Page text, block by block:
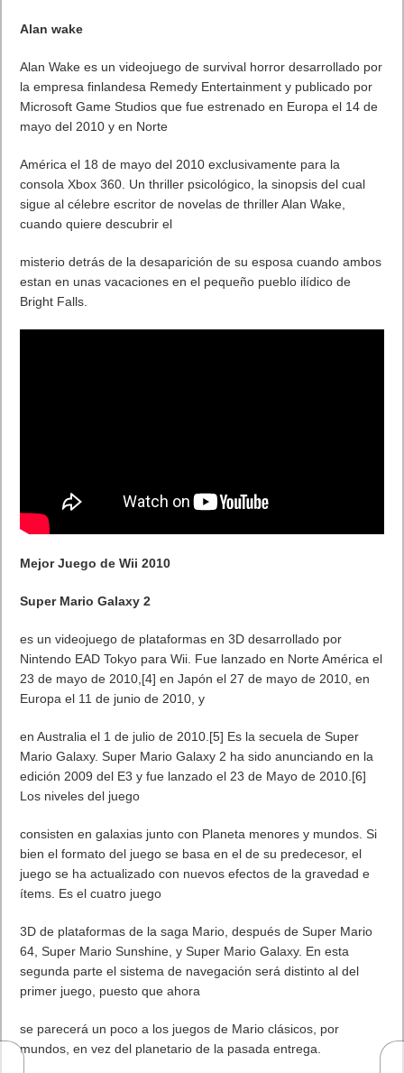
Alan wake
Alan Wake es un videojuego de survival horror desarrollado por
la empresa finlandesa Remedy Entertainment y publicado por
Microsoft Game Studios que fue estrenado en Europa el 14 de
mayo del 2010 y en Norte
América el 18 de mayo del 2010 exclusivamente para la
consola Xbox 360. Un thriller psicológico, la sinopsis del cual
sigue al célebre escritor de novelas de thriller Alan Wake,
cuando quiere descubrir el
misterio detrás de la desaparición de su esposa cuando ambos
estan en unas vacaciones en el pequeño pueblo ilídico de
Bright Falls.
Mejor Juego de Wii 2010
Super Mario Galaxy 2
es un videojuego de plataformas en 3D desarrollado por
Nintendo EAD Tokyo para Wii. Fue lanzado en Norte América el
23 de mayo de 2010,[4] en Japón el 27 de mayo de 2010, en
Europa el 11 de junio de 2010, y
en Australia el 1 de julio de 2010.[5] Es la secuela de Super
Mario Galaxy. Super Mario Galaxy 2 ha sido anunciando en la
edición 2009 del E3 y fue lanzado el 23 de Mayo de 2010.[6]
Los niveles del juego
consisten en galaxias junto con Planeta menores y mundos. Si
bien el formato del juego se basa en el de su predecesor, el
juego se ha actualizado con nuevos efectos de la gravedad e
ítems. Es el cuatro juego
3D de plataformas de la saga Mario, después de Super Mario
64, Super Mario Sunshine, y Super Mario Galaxy. En esta
segunda parte el sistema de navegación será distinto al del
primer juego, puesto que ahora
se parecerá un poco a los juegos de Mario clásicos, por
mundos, en vez del planetario de la pasada entrega.